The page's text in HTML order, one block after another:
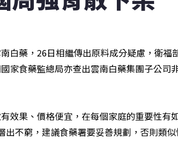
白藥，26日相繼傳出原料成分疑慮，衛福
家食藥監總局亦查出雲南白藥集團子公司
效果、價格便宜，在每個家庭的重要性有
出不窮，建議食藥署要妥善規劃，否則類